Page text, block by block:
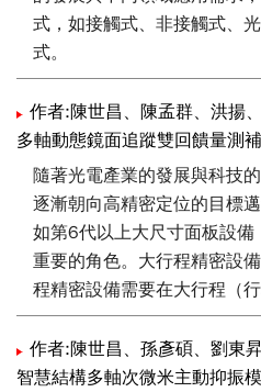
式，如接觸式、非接觸式、
式。
作者:陳世昌、陳孟群、洪揚
多軸動態鏡面追蹤雙回饋量測
隨著光電產業的發展與科技
逐漸朝向高精密定位的目標
如第6代以上大尺寸面板設
重要的角色。大行程精密設
程精密設備需要在大行程（
下，仍然保持著高水準量測
此大行程精密設備需發展一
儀、光學尺、主動式驅動鏡
作者:陳世昌、孫彥碩、劉東
智慧結構多軸次微米主動抑振